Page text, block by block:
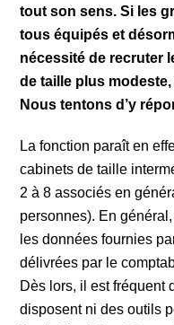
tout son sens. Si les
tous équipés et
nécessité de recruter
de taille plus
Nous tentons d’y
La fonction paraît en
cabinets de taille
2 à 8 associés en
personnes). En
les données fournies
délivrées par le
Dès lors, il est fréquent
disposent ni des outils